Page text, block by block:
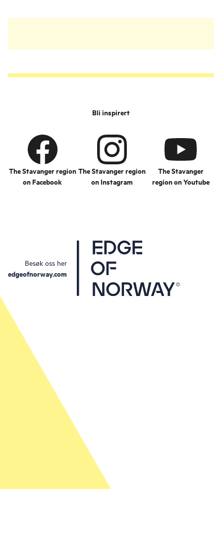
Bli inspirert
The Stavanger region
on Facebook
The Stavanger region
on Instagram
The Stavanger
region on Youtube
Besøk oss her
edgeofnorway.com